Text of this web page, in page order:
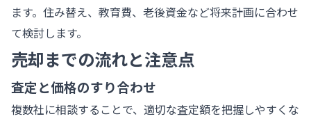
ます。住み替え、教育費、老後資金など将来計画に合わせ
て検討します。
売却までの流れと注意点
査定と価格のすり合わせ
複数社に相談することで、適切な査定額を把握しやすくな